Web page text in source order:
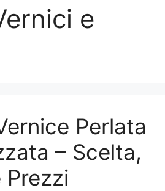
e
Perlata
– Scelta,
Prezzi